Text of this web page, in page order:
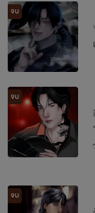
จบ
จบ
จบ